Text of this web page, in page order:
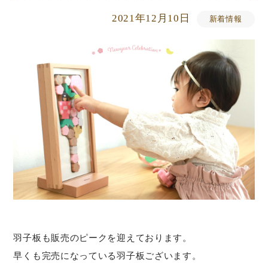
2021年12月10日 新着情報
羽子板も販売のピークを迎えております。
早くも完売になっている羽子板ございます。